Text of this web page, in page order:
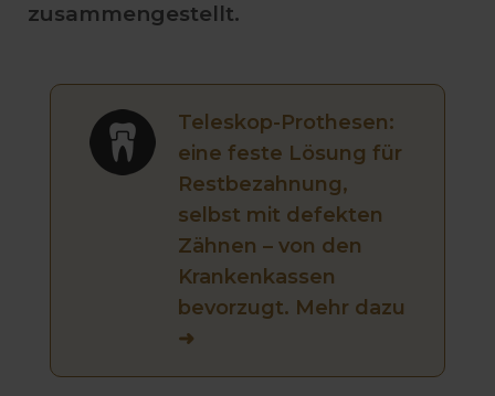
zusammengestellt.
Teleskop-Prothesen:
eine feste Lösung für
Restbezahnung,
selbst mit defekten
Zähnen – von den
Krankenkassen
bevorzugt. Mehr dazu
➜